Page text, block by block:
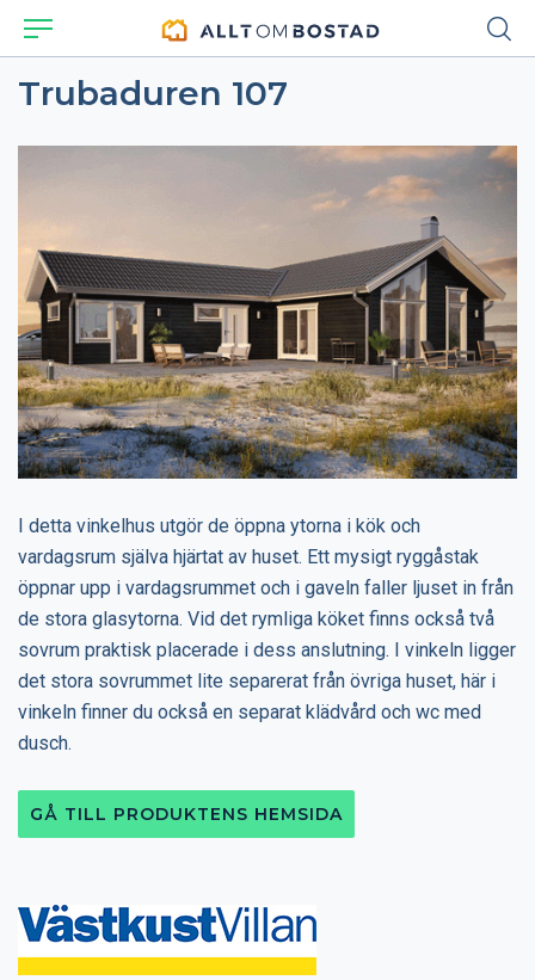
Trubaduren 107
I detta vinkelhus utgör de öppna ytorna i kök och
vardagsrum själva hjärtat av huset. Ett mysigt ryggåstak
öppnar upp i vardagsrummet och i gaveln faller ljuset in från
de stora glasytorna. Vid det rymliga köket finns också två
sovrum praktisk placerade i dess anslutning. I vinkeln ligger
det stora sovrummet lite separerat från övriga huset, här i
vinkeln finner du också en separat klädvård och wc med
dusch.
GÅ TILL PRODUKTENS HEMSIDA